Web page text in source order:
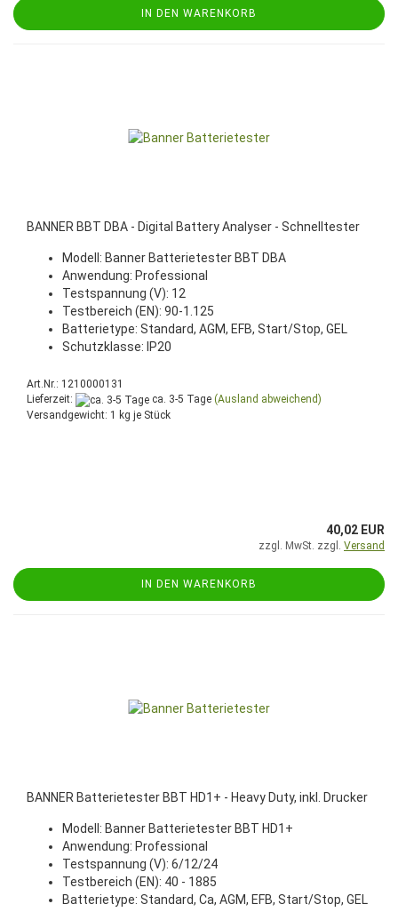
IN DEN WARENKORB
BANNER BBT DBA - Digital Battery Analyser - Schnelltester
Modell: Banner Batterietester BBT DBA
Anwendung: Professional
Testspannung (V): 12
Testbereich (EN): 90-1.125
Batterietype: Standard, AGM, EFB, Start/Stop, GEL
Schutzklasse: IP20
Art.Nr.: 1210000131
Lieferzeit:
ca. 3-5 Tage (Ausland abweichend)
Versandgewicht: 1 kg je Stück
40,02 EUR
zzgl. MwSt. zzgl. Versand
IN DEN WARENKORB
BANNER Batterietester BBT HD1+ - Heavy Duty, inkl. Drucker
Modell: Banner Batterietester BBT HD1+
Anwendung: Professional
Testspannung (V): 6/12/24
Testbereich (EN): 40 - 1885
Batterietype: Standard, Ca, AGM, EFB, Start/Stop, GEL